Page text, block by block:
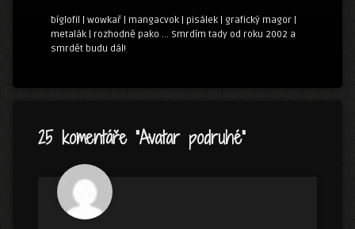
bíglofil | wowkař | mangacvok | pisálek | grafický magor |
metalák | rozhodně pako ... Smrdím tady od roku 2002 a
smrdět budu dál!
25 komentáře “Avatar podruhé”